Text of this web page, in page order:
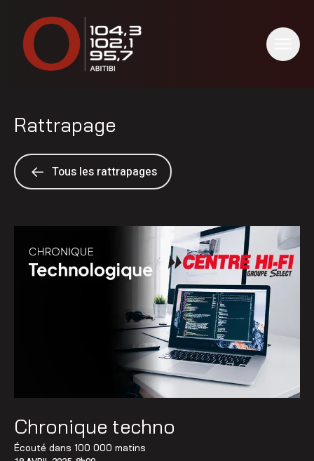
Rattrapage
Tous les rattrapages
Chronique techno
Écouté dans 100 000 matins